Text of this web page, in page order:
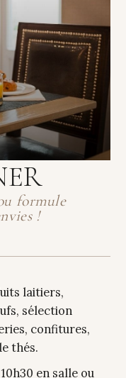
formule
!
laitiers,
sélection
confitures,
thés.
en salle ou